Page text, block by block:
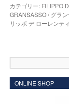
カテゴリー: FILIPPO
GRANSASSO / グラン
リッポ デ ローレンテ
ONLINE SHOP